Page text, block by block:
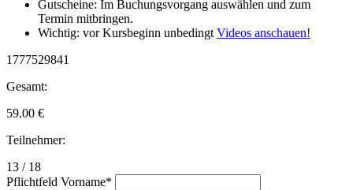
Gutscheine: Im Buchungsvorgang auswählen und zum
Termin mitbringen.
Wichtig: vor Kursbeginn unbedingtVideos anschauen!
1777529841
Gesamt:
59.00 €
Teilnehmer:
13 / 18
Pflichtfeld Vorname*